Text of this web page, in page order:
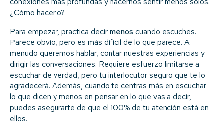
¿Cómo hacerlo?
Para empezar, practica decirmenos cuando escuches.
Parece obvio, pero es más difícil de lo que parece. A
menudo queremos hablar, contar nuestras experiencias y
dirigir las conversaciones. Requiere esfuerzo limitarse a
escuchar de verdad, pero tu interlocutor seguro que te lo
agradecerá. Además, cuando te centras más en escuchar
lo que dicen y menos en pensar en lo que vas a decir,
puedes asegurarte de que el 100% de tu atención está en
ellos.